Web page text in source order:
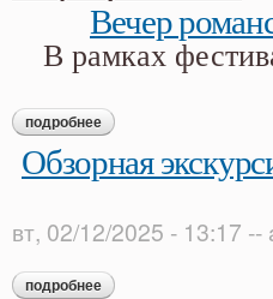
Вечер
В рамках
подробнее о вечер романса «я
Обзорная
вт, 02/12/2025 - 13:17 --
подробнее о обзорная